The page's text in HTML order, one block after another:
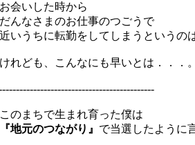
会いした時から
んなさまのお仕事のつごうで
いうちに転勤をしてしまうというの
れども、こんなにも早いとは．．．。
のまちで生まれ育った僕は
『地元のつながり』 で当選したように